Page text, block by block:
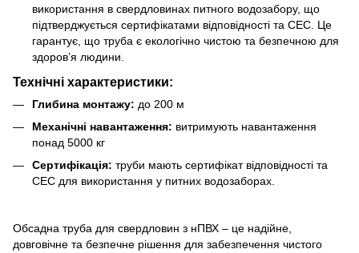
використання в свердловинах питного водозабору, що
підтверджується сертифікатами відповідності та СЕС. Це
гарантує, що труба є екологічно чистою та безпечною для
здоров’я людини.
Технічні характеристики:
Глибина монтажу: до 200 м
Механічні навантаження: витримують навантаження
понад 5000 кг
Сертифікація: труби мають сертифікат відповідності та
СЕС для використання у питних водозаборах.
Обсадна труба для свердловин з нПВХ – це надійне,
довговічне та безпечне рішення для забезпечення чистого